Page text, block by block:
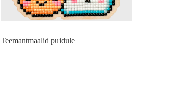
Teemantmaalid puidule